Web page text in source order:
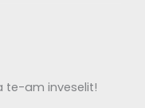
te-am inveselit!